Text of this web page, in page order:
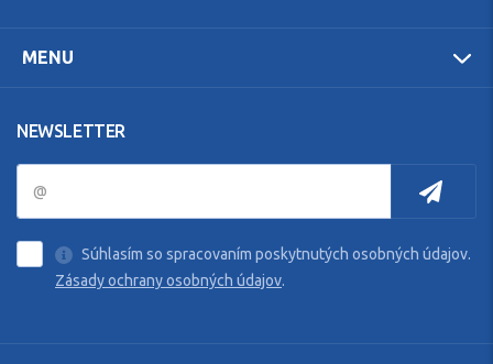
MENU
NEWSLETTER
Súhlasím so spracovaním poskytnutých osobných údajov.
Zásady ochrany osobných údajov.